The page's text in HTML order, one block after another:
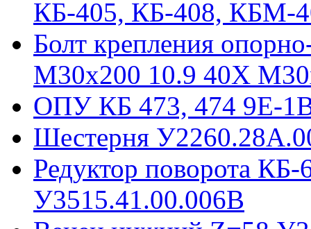
КБ-405, КБ-408, КБМ-
Болт крепления
М30х200 10.9 40Х
ОПУ КБ 473, 474 9E-
Шестерня
Редуктор поворота КБ-
У3515.41.00.006В